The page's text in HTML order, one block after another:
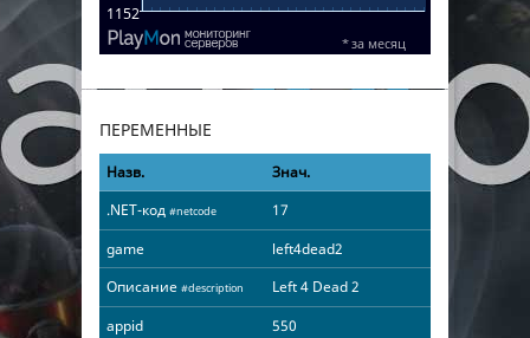
ПЕРЕМЕННЫЕ
Назв.
Знач.
.NET-код #netcode
17
game
left4dead2
Описание #description
Left 4 Dead 2
appid
550